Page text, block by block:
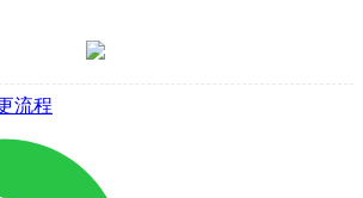
流程